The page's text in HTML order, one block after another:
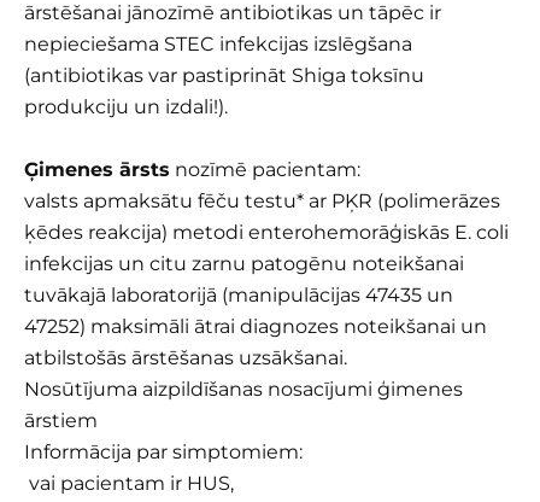
ārstēšanai jānozīmē antibiotikas un tāpēc ir
nepieciešama STEC infekcijas izslēgšana
(antibiotikas var pastiprināt Shiga toksīnu
produkciju un izdali!).
Ģimenes ārsts nozīmē pacientam:
valsts apmaksātu fēču testu* ar PĶR (polimerāzes
ķēdes reakcija) metodi enterohemorāģiskās E. coli
infekcijas un citu zarnu patogēnu noteikšanai
tuvākajā laboratorijā (manipulācijas 47435 un
47252) maksimāli ātrai diagnozes noteikšanai un
atbilstošās ārstēšanas uzsākšanai.
Nosūtījuma aizpildīšanas nosacījumi ģimenes
ārstiem
Informācija par simptomiem:
vai pacientam ir HUS,